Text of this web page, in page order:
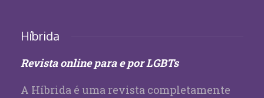
Híbrida
Revista online para e por LGBTs
A Híbrida é uma revista completamente